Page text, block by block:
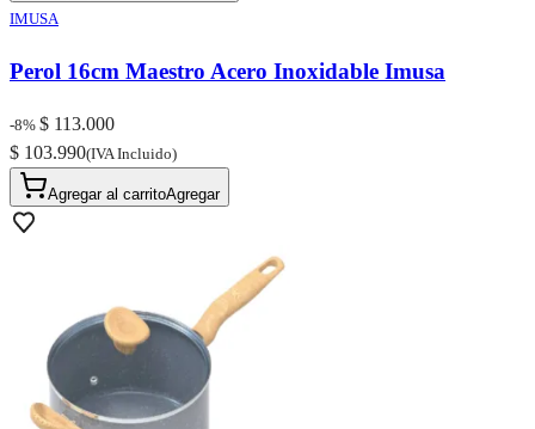
IMUSA
Perol 16cm Maestro Acero Inoxidable Imusa
-8% $ 113.000
$ 103.990(IVA Incluido)
Agregar al carritoAgregar